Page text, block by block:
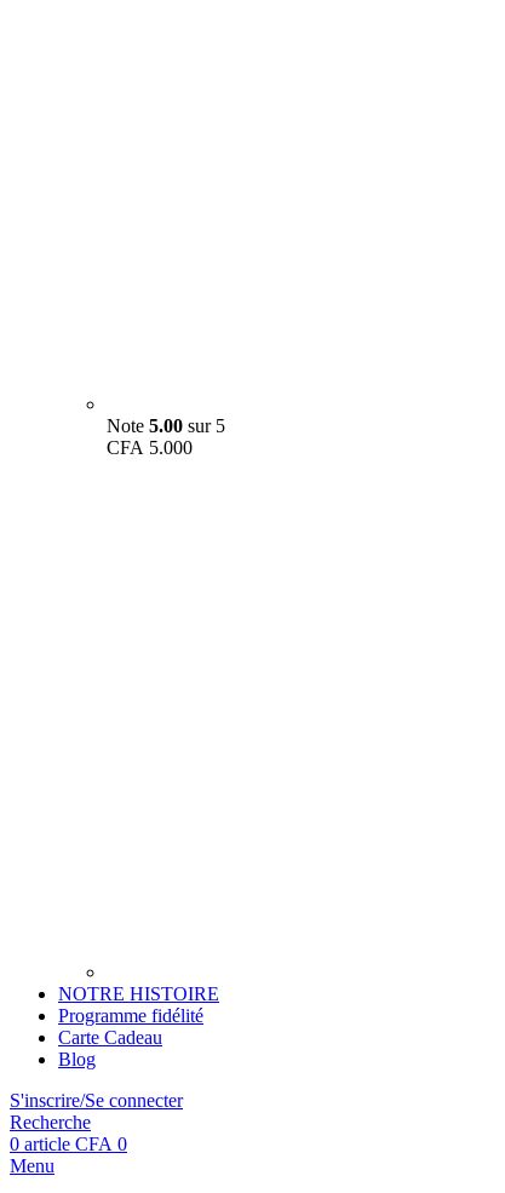
Note 5.00 sur 5
CFA 5.000
NOTRE HISTOIRE
Programme fidélité
Carte Cadeau
Blog
S'inscrire/Se connecter
Recherche
0 article CFA 0
Menu